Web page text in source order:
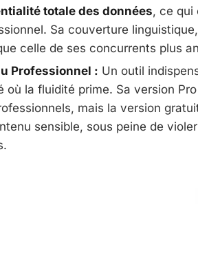
totale des données, ce qui
Sa couverture
celle de ses concurrents plus
Professionnel : Un outil
où la fluidité prime. Sa version
mais la version
sensible, sous peine de